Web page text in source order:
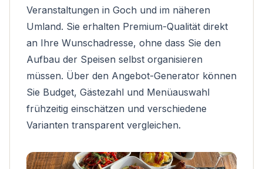
Veranstaltungen in Goch und im näheren
Umland. Sie erhalten Premium-Qualität direkt
an Ihre Wunschadresse, ohne dass Sie den
Aufbau der Speisen selbst organisieren
müssen. Über den Angebot-Generator können
Sie Budget, Gästezahl und Menüauswahl
frühzeitig einschätzen und verschiedene
Varianten transparent vergleichen.